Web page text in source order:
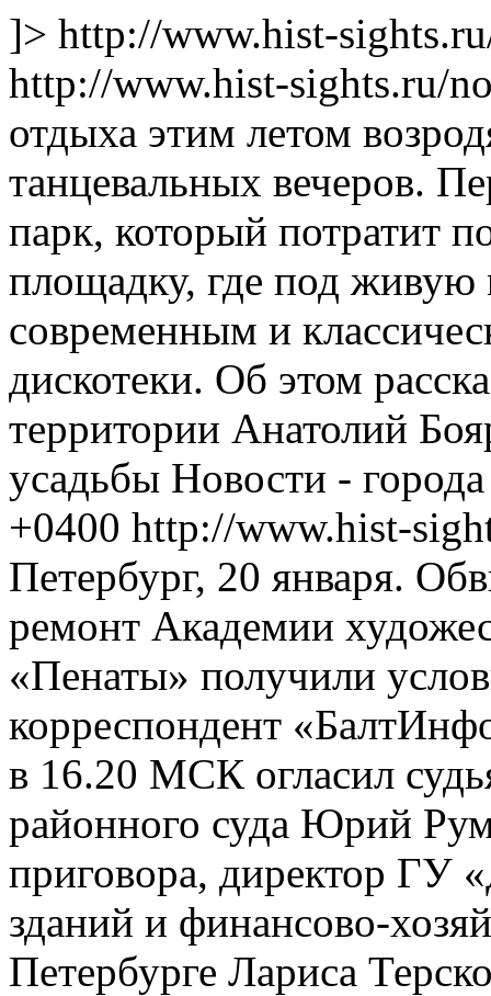
]> http://www.hist-
http://www.hist-sights.ru/
отдыха этим летом
танцевальных вечеров.
парк, который потратит
площадку, где под
современным и
дискотеки. Об этом
территории Анатолий
усадьбы Новости -
+0400 http://www.hist-
Петербург, 20 января.
ремонт Академии
«Пенаты» получили
корреспондент
в 16.20 МСК огласил
районного суда Юрий
приговора, директор ГУ
зданий и финансово-
Петербурге Лариса